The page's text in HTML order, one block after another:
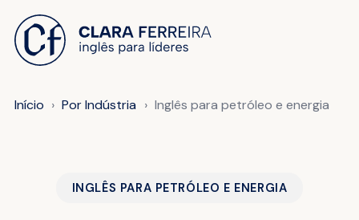
Início Por Indústria Inglês para petróleo e energia
INGLÊS PARA PETRÓLEO E ENERGIA